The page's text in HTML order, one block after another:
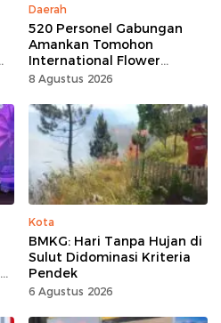
Daerah
520 Personel Gabungan
Amankan Tomohon
International Flower
Festival
8 Agustus 2026
Kota
BMKG: Hari Tanpa Hujan di
Sulut Didominasi Kriteria
Pendek
6 Agustus 2026